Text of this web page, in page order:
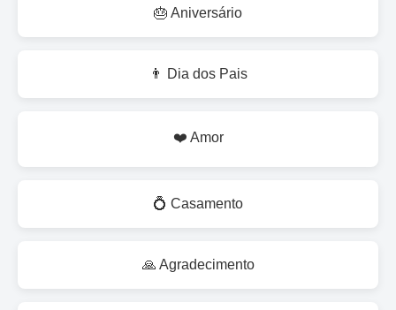
🎂 Aniversário
👨 Dia dos Pais
❤️ Amor
💍 Casamento
🙏 Agradecimento